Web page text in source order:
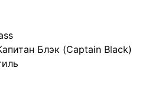
Блэк (Captain Black)